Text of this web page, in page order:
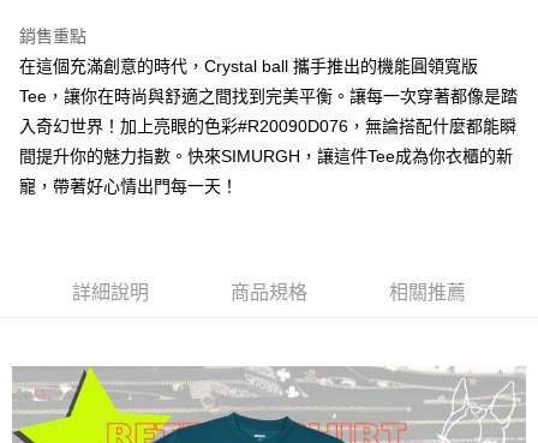
ATM付款
全家取貨付款
每筆NT$60，滿NT$1,000(含以上)免運費
付款後全家取貨
每筆NT$60，滿NT$1,000(含以上)免運費
宅配
銷售重點
在這個充滿創意的時代，Crystal ball 攜手推出的機能圓領寬版
Tee，讓你在時尚與舒適之間找到完美平衡。讓每一次穿著都像是踏
入奇幻世界！加上亮眼的色彩#R20090D076，無論搭配什麼都能瞬
間提升你的魅力指數。快來SIMURGH，讓這件Tee成為你衣櫃的新
寵，帶著好心情出門每一天！
詳細說明 商品規格 相關推薦